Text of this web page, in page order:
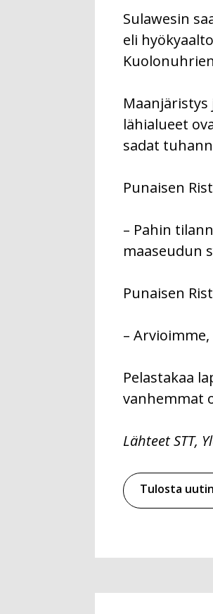
Sulawesin
eli
lähialueet
sadat
Punaisen
– Pahin
maaseudun
Punaisen
–
Pelastakaa
vanhemmat
Lähteet STT,
Tulosta